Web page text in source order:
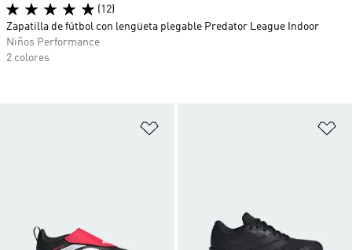
(12)
Zapatilla de fútbol con lengüeta plegable Predator League Indoor
Niños Performance
2 colores